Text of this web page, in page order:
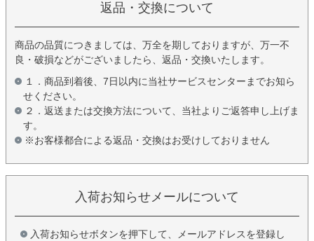
返品・交換について
商品の品質につきましては、万全を期しておりますが、万一不
良・破損などがございましたら、返品・交換いたします。
１．商品到着後、7日以内に当社サービスセンターまでお知ら
せください。
２．返送または交換方法について、当社よりご返答申し上げま
す。
※お客様都合による返品・交換はお受けしておりません
入荷お知らせメールについて
入荷お知らせボタンを押下して、メールアドレスを登録し